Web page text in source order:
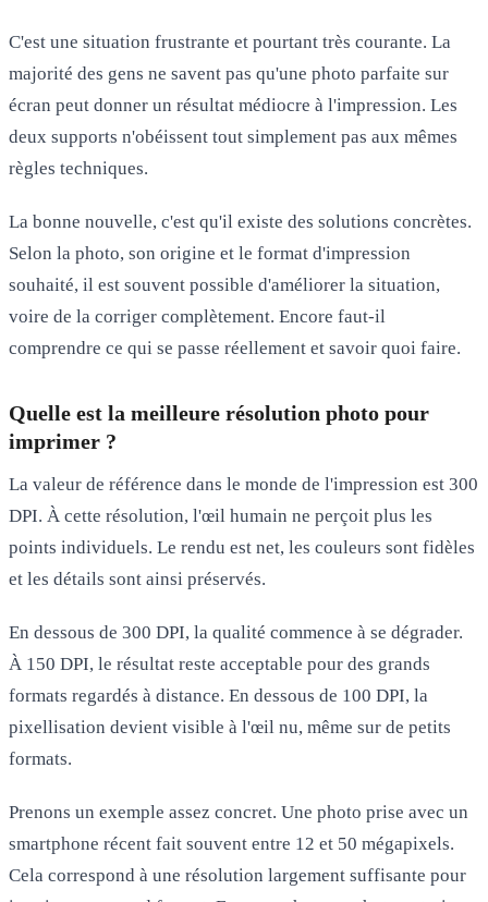
C'est une situation frustrante et pourtant très courante. La
majorité des gens ne savent pas qu'une photo parfaite sur
écran peut donner un résultat médiocre à l'impression. Les
deux supports n'obéissent tout simplement pas aux mêmes
règles techniques.
La bonne nouvelle, c'est qu'il existe des solutions concrètes.
Selon la photo, son origine et le format d'impression
souhaité, il est souvent possible d'améliorer la situation,
voire de la corriger complètement. Encore faut-il
comprendre ce qui se passe réellement et savoir quoi faire.
Quelle est la meilleure résolution photo pour
imprimer ?
La valeur de référence dans le monde de l'impression est 300
DPI. À cette résolution, l'œil humain ne perçoit plus les
points individuels. Le rendu est net, les couleurs sont fidèles
et les détails sont ainsi préservés.
En dessous de 300 DPI, la qualité commence à se dégrader.
À 150 DPI, le résultat reste acceptable pour des grands
formats regardés à distance. En dessous de 100 DPI, la
pixellisation devient visible à l'œil nu, même sur de petits
formats.
Prenons un exemple assez concret. Une photo prise avec un
smartphone récent fait souvent entre 12 et 50 mégapixels.
Cela correspond à une résolution largement suffisante pour